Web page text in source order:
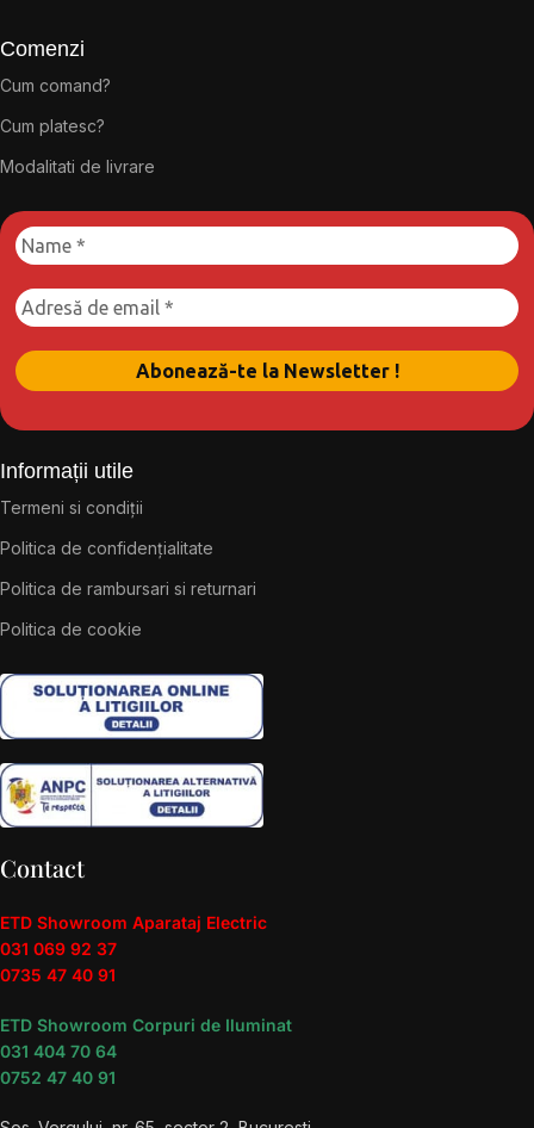
Comenzi
Cum comand?
Cum platesc?
Modalitati de livrare
Informații utile
Termeni si condiții
Politica de confidențialitate
Politica de rambursari si returnari
Politica de cookie
Contact
ETD Showroom Aparataj Electric
031 069 92 37
0735 47 40 91
ETD Showroom Corpuri de Iluminat
031 404 70 64
0752 47 40 91